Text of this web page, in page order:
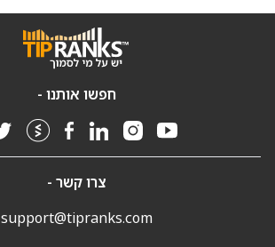
חפשו אותנו -
צרו קשר -
support@tipranks.com